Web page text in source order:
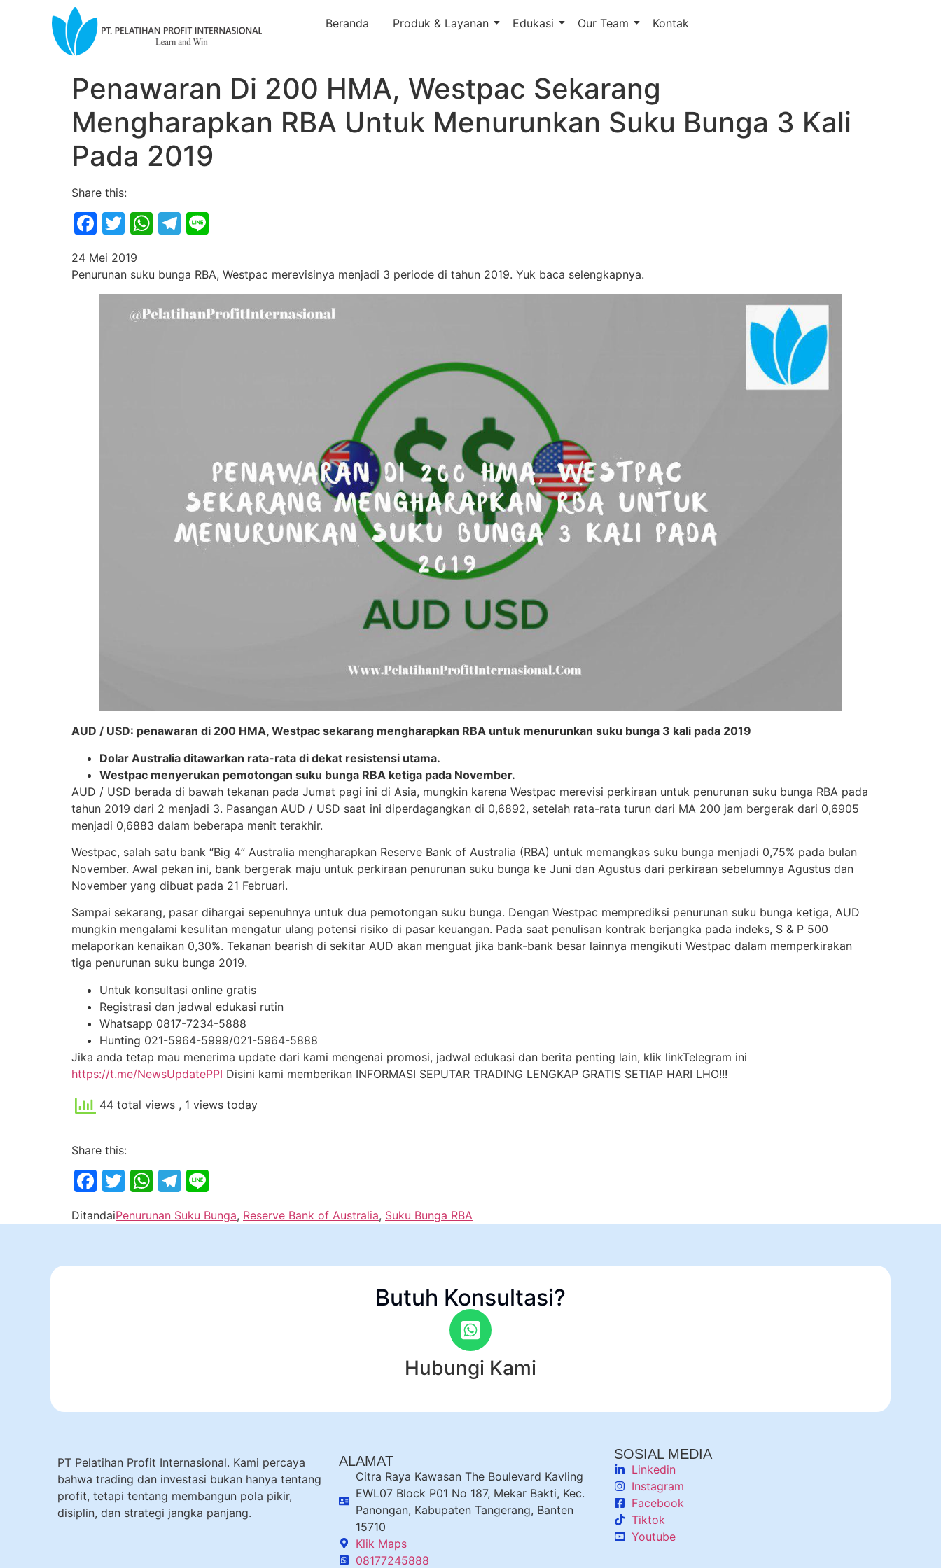
Beranda Produk & Layanan Edukasi Our Team Kontak
Penawaran Di 200 HMA, Westpac Sekarang
Mengharapkan RBA Untuk Menurunkan Suku Bunga 3 Kali
Pada 2019
Share this:
Facebook
Twitter
WhatsApp
Telegram
24 Mei 2019
Penurunan suku bunga RBA, Westpac merevisinya menjadi 3 periode di tahun 2019. Yuk baca selengkapnya.
AUD / USD: penawaran di 200 HMA, Westpac sekarang mengharapkan RBA untuk menurunkan suku bunga 3 kali pada 2019
Dolar Australia ditawarkan rata-rata di dekat resistensi utama.
Westpac menyerukan pemotongan suku bunga RBA ketiga pada November.
AUD / USD berada di bawah tekanan pada Jumat pagi ini di Asia, mungkin karena Westpac merevisi perkiraan untuk penurunan suku bunga RBA pada
tahun 2019 dari 2 menjadi 3. Pasangan AUD / USD saat ini diperdagangkan di 0,6892, setelah rata-rata turun dari MA 200 jam bergerak dari 0,6905
menjadi 0,6883 dalam beberapa menit terakhir.
Westpac, salah satu bank “Big 4” Australia mengharapkan Reserve Bank of Australia (RBA) untuk memangkas suku bunga menjadi 0,75% pada bulan
November. Awal pekan ini, bank bergerak maju untuk perkiraan penurunan suku bunga ke Juni dan Agustus dari perkiraan sebelumnya Agustus dan
November yang dibuat pada 21 Februari.
Sampai sekarang, pasar dihargai sepenuhnya untuk dua pemotongan suku bunga. Dengan Westpac memprediksi penurunan suku bunga ketiga, AUD
mungkin mengalami kesulitan mengatur ulang potensi risiko di pasar keuangan. Pada saat penulisan kontrak berjangka pada indeks, S & P 500
melaporkan kenaikan 0,30%. Tekanan bearish di sekitar AUD akan menguat jika bank-bank besar lainnya mengikuti Westpac dalam memperkirakan
tiga penurunan suku bunga 2019.
Untuk konsultasi online gratis
Registrasi dan jadwal edukasi rutin
Whatsapp 0817-7234-5888
Hunting 021-5964-5999/021-5964-5888
Jika anda tetap mau menerima update dari kami mengenai promosi, jadwal edukasi dan berita penting lain, klik linkTelegram ini
https://t.me/NewsUpdatePPI Disini kami memberikan INFORMASI SEPUTAR TRADING LENGKAP GRATIS SETIAP HARI LHO!!!
44 total views , 1 views today
Share this:
Facebook
Twitter
WhatsApp
Telegram
DitandaiPenurunan Suku Bunga, Reserve Bank of Australia, Suku Bunga RBA
Butuh Konsultasi?
Hubungi Kami
PT Pelatihan Profit Internasional. Kami percaya
bahwa trading dan investasi bukan hanya tentang
profit, tetapi tentang membangun pola pikir,
disiplin, dan strategi jangka panjang.
ALAMAT
Citra Raya Kawasan The Boulevard Kavling
EWL07 Block P01 No 187, Mekar Bakti, Kec.
Panongan, Kabupaten Tangerang, Banten
15710
Klik Maps
08177245888
SOSIAL MEDIA
Linkedin
Instagram
Facebook
Tiktok
Youtube